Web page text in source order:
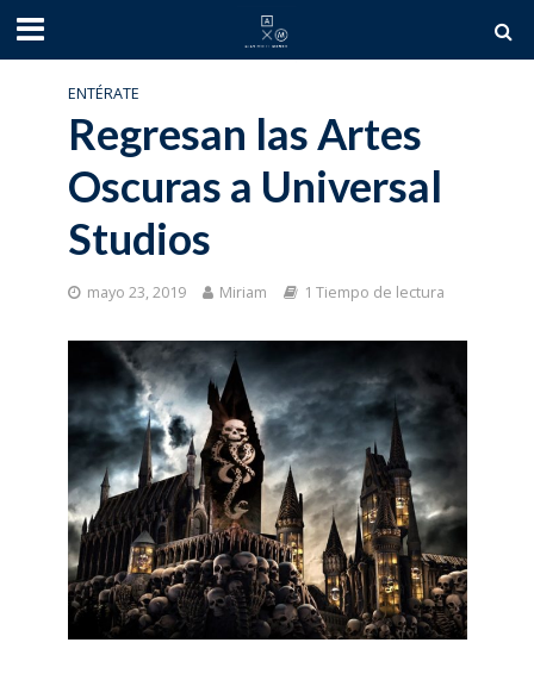
ENTÉRATE
Regresan las Artes
Oscuras a Universal
Studios
mayo 23, 2019 Miriam 1 Tiempo de lectura